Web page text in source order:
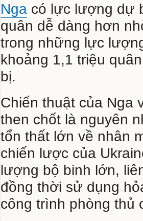
Nga có lực lượng dự
quân dễ dàng hơn
trong những lực
khoảng 1,1 triệu
bị.
Chiến thuật của Nga
then chốt là nguyên
tổn thất lớn về nhân
chiến lược của
lượng bộ binh lớn,
đồng thời sử dụng
công trình phòng thủ